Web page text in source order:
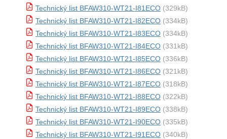
Technický list BFAW310-WT21-I81ECO (329kB)
Technický list BFAW310-WT21-I82ECO (334kB)
Technický list BFAW310-WT21-I83ECO (334kB)
Technický list BFAW310-WT21-I84ECO (331kB)
Technický list BFAW310-WT21-I85ECO (336kB)
Technický list BFAW310-WT21-I86ECO (321kB)
Technický list BFAW310-WT21-I87ECO (318kB)
Technický list BFAW310-WT21-I88ECO (322kB)
Technický list BFAW310-WT21-I89ECO (338kB)
Technický list BFAW310-WT21-I90ECO (335kB)
Technický list BFAW310-WT21-I91ECO (340kB)